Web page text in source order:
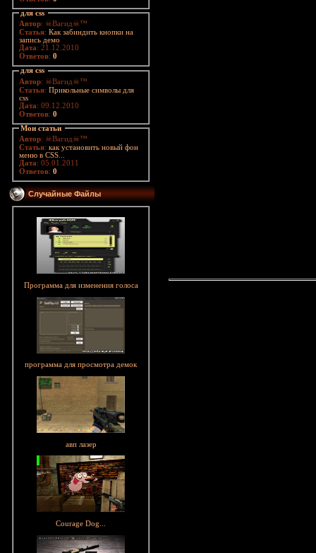
для css
Автор: ☠Вагид☠™
Статья: Как забиндить кнопки на
запись демо
Дата: 21.12.2010
Ответов: 0
для css
Автор: ☠Вагид☠™
Статья: Прикольные символы для
css
Дата: 09.12.2010
Ответов: 0
Мои статьи
Автор: ☠Вагид☠™
Статья: как установить новый фон
меню в CSS...
Дата: 05.01.2011
Ответов: 0
Случайные Файлы
Программа для изменения голоса
программа для просмотра демок
авп лазер
Courage Dog...